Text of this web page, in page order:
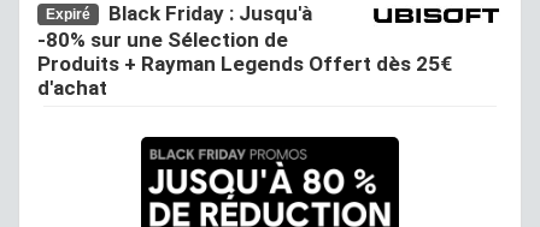
Expiré
Black Friday : Jusqu'à
-80% sur une Sélection de
Produits + Rayman Legends Offert dès 25€
d'achat